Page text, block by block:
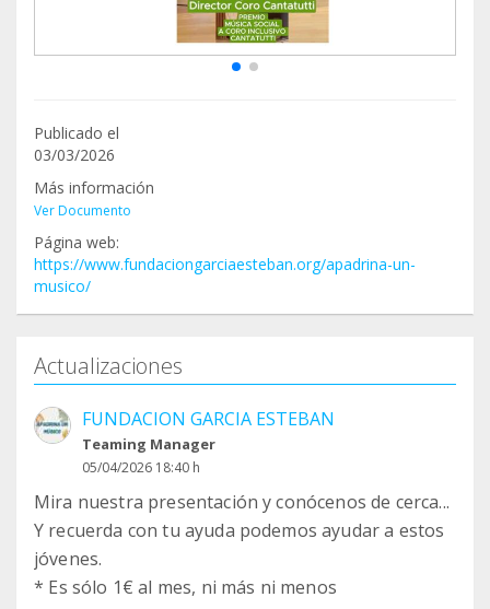
Publicado el
03/03/2026
Más información
Ver Documento
Página web:
https://www.fundaciongarciaesteban.org/apadrina-un-
musico/
Actualizaciones
FUNDACION GARCIA ESTEBAN
Teaming Manager
05/04/2026 18:40 h
Mira nuestra presentación y conócenos de cerca...
Y recuerda con tu ayuda podemos ayudar a estos
jóvenes.
* ⁠Es sólo 1€ al mes, ni más ni menos